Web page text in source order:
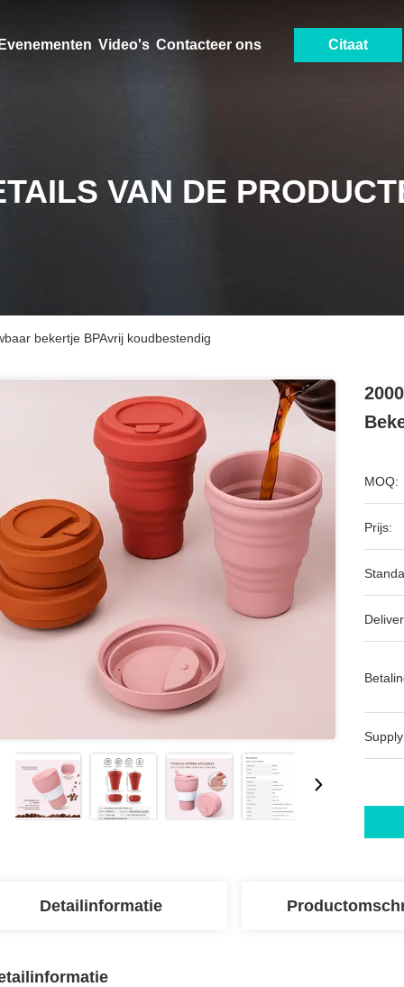
Video's Contacteer ons Citaat
VAN DE
bekertje BPAvrij koudbestendig
MOQ:
Prijs:
Detailinformatie